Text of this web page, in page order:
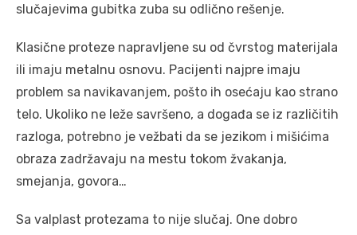
slučajevima gubitka zuba su odlično rešenje.
Klasične proteze napravljene su od čvrstog materijala
ili imaju metalnu osnovu. Pacijenti najpre imaju
problem sa navikavanjem, pošto ih osećaju kao strano
telo. Ukoliko ne leže savršeno, a događa se iz različitih
razloga, potrebno je vežbati da se jezikom i mišićima
obraza zadržavaju na mestu tokom žvakanja,
smejanja, govora…
Sa valplast protezama to nije slučaj. One dobro